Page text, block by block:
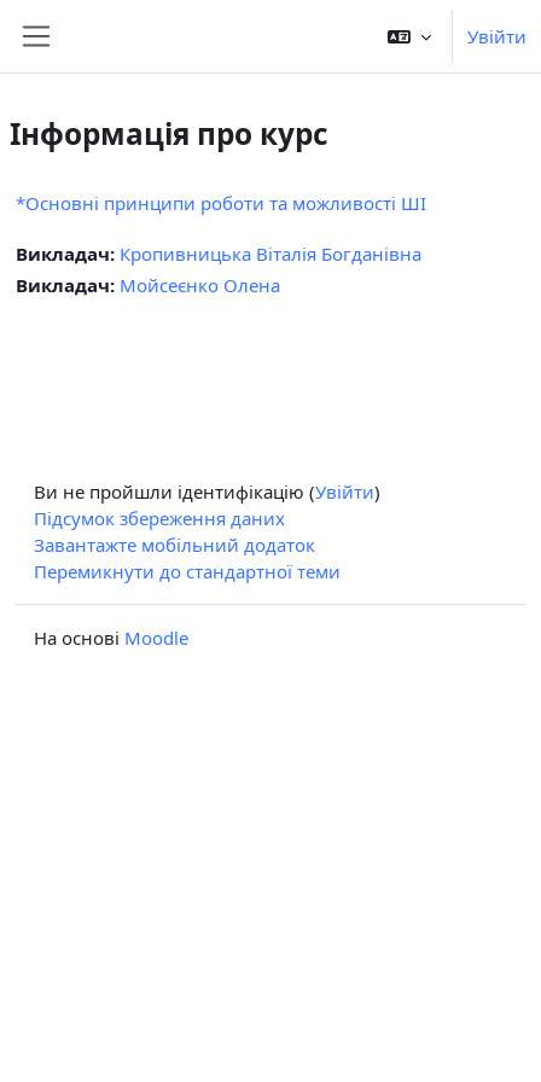
Увійти
Інформація про курс
*Основні принципи роботи та можливості ШІ
Викладач: Кропивницька Віталія Богданівна
Викладач: Мойсеєнко Олена
Ви не пройшли ідентифікацію (Увійти)
Підсумок збереження даних
Завантажте мобільний додаток
Перемикнути до стандартної теми
На основі Moodle